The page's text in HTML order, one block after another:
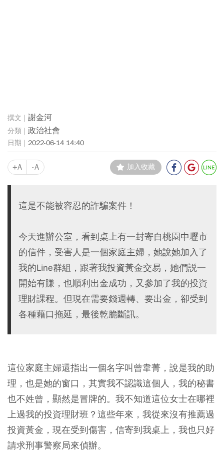
謝金河
政治社會
2022-06-14 14:40
+A -A 加入收藏
這是不能被容忍的詐騙案件！
今天進辦公室，看到桌上有一封寄自桃園中壢市
的信件，受害人是一個家庭主婦，她說她加入了
我的Line群組，跟著我投資黃金交易，她們説一
開始有賺，也順利出金成功，又參加了我的投資
理財課程。但現在需要錢週轉、要出金，卻受到
各種藉口拖延，最後乾脆斷訊。
這位家庭主婦還指出一個名字叫曾韋菁，說是我的助
理，也是她的窗口，其實我不認識這個人，我的秘書
也不姓曾，顯然是冒牌的。我不知道這位女士在哪裡
上過我的投資理財班？這些年來，我從來沒有推薦過
投資黃金，現在受到傷害，信寄到我桌上，我也只好
請求刑事警察局來偵辦。